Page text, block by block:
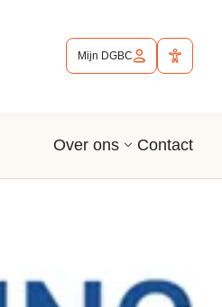
Mijn DGBC
Over ons Contact